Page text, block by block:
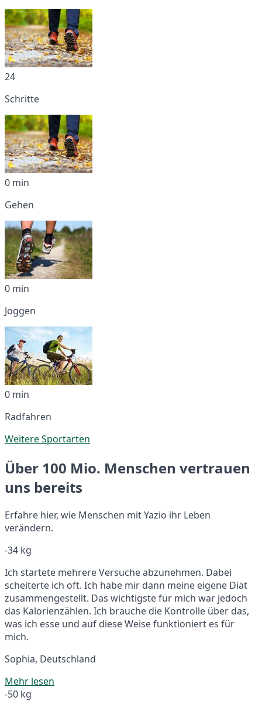
24
Schritte
0 min
Gehen
0 min
Joggen
0 min
Radfahren
Weitere Sportarten
Über 100 Mio. Menschen vertrauen
uns bereits
Erfahre hier, wie Menschen mit Yazio ihr Leben
verändern.
-34 kg
Ich startete mehrere Versuche abzunehmen. Dabei
scheiterte ich oft. Ich habe mir dann meine eigene Diät
zusammengestellt. Das wichtigste für mich war jedoch
das Kalorienzählen. Ich brauche die Kontrolle über das,
was ich esse und auf diese Weise funktioniert es für
mich.
Sophia, Deutschland
Mehr lesen
-50 kg